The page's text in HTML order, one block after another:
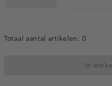
Totaal aantal artikelen: 0
In